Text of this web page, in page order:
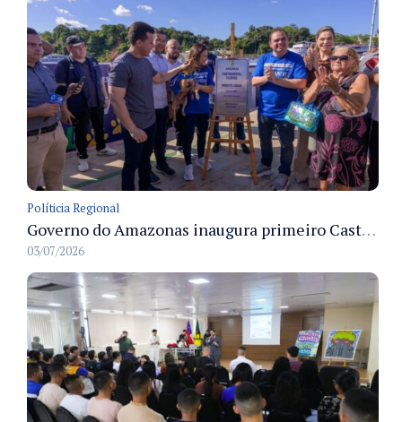
Políticia Regional
Governo do Amazonas inaugura primeiro Castramóvel Fluvial para atendimento veterinário às comunidades ribeirinhas e castração gratuita
03/07/2026